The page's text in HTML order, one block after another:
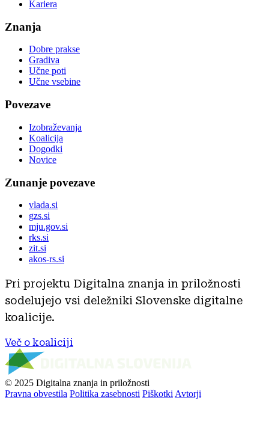
Kariera
Znanja
Dobre prakse
Gradiva
Učne poti
Učne vsebine
Povezave
Izobraževanja
Koalicija
Dogodki
Novice
Zunanje povezave
vlada.si
gzs.si
mju.gov.si
rks.si
zit.si
akos-rs.si
Pri projektu Digitalna znanja in priložnosti
sodelujejo vsi deležniki Slovenske digitalne
koalicije.
Več o koaliciji
© 2025 Digitalna znanja in priložnosti
Pravna obvestila Politika zasebnosti Piškotki Avtorji